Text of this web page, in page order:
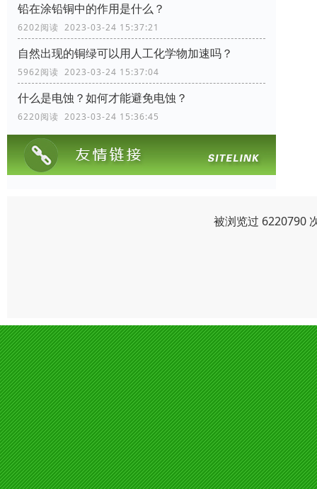
铅在涂铅铜中的作用是什么？
6202阅读 2023-03-24 15:37:21
自然出现的铜绿可以用人工化学物加速吗？
5962阅读 2023-03-24 15:37:04
什么是电蚀？如何才能避免电蚀？
6220阅读 2023-03-24 15:36:45
被浏览过 6220790